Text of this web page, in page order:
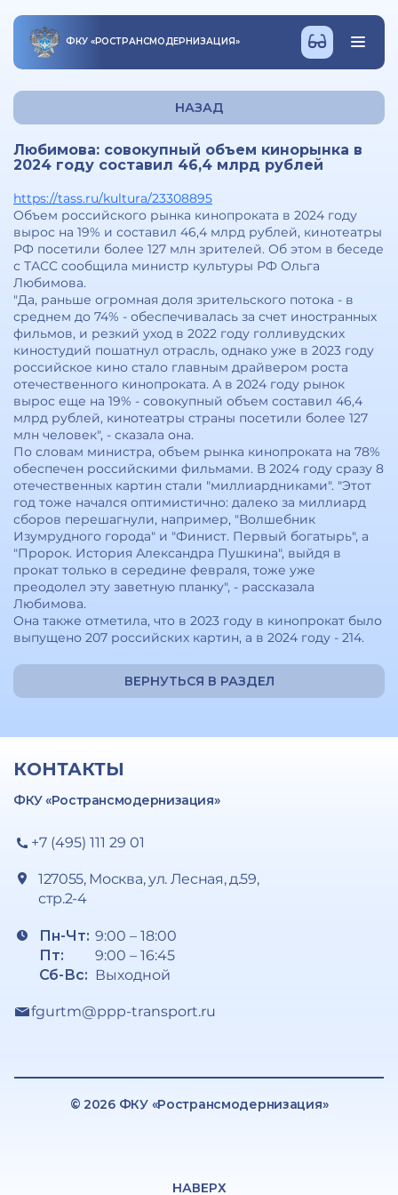
ФКУ «РОСТРАНСМОДЕРНИЗАЦИЯ»
НАЗАД
Любимова: совокупный объем кинорынка в
2024 году составил 46,4 млрд рублей
https://tass.ru/kultura/23308895
Объем российского рынка кинопроката в 2024 году
вырос на 19% и составил 46,4 млрд рублей, кинотеатры
РФ посетили более 127 млн зрителей. Об этом в беседе
с ТАСС сообщила министр культуры РФ Ольга
Любимова.
"Да, раньше огромная доля зрительского потока - в
среднем до 74% - обеспечивалась за счет иностранных
фильмов, и резкий уход в 2022 году голливудских
киностудий пошатнул отрасль, однако уже в 2023 году
российское кино стало главным драйвером роста
отечественного кинопроката. А в 2024 году рынок
вырос еще на 19% - совокупный объем составил 46,4
млрд рублей, кинотеатры страны посетили более 127
млн человек", - сказала она.
По словам министра, объем рынка кинопроката на 78%
обеспечен российскими фильмами. В 2024 году сразу 8
отечественных картин стали "миллиардниками". "Этот
год тоже начался оптимистично: далеко за миллиард
сборов перешагнули, например, "Волшебник
Изумрудного города" и "Финист. Первый богатырь", а
"Пророк. История Александра Пушкина", выйдя в
прокат только в середине февраля, тоже уже
преодолел эту заветную планку", - рассказала
Любимова.
Она также отметила, что в 2023 году в кинопрокат было
выпущено 207 российских картин, а в 2024 году - 214.
ВЕРНУТЬСЯ В РАЗДЕЛ
КОНТАКТЫ
ФКУ «Ространсмодернизация»
+7 (495) 111 29 01
127055, Москва, ул. Лесная, д.59,
стр.2-4
Пн-Чт:
Пт:
Сб-Вс:
9:00 – 18:00
9:00 – 16:45
Выходной
fgurtm@ppp-transport.ru
© 2026 ФКУ «Ространсмодернизация»
НАВЕРХ